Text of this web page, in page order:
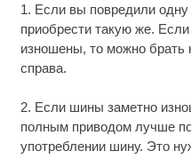
1. Если вы повредили
приобрести такую же.
изношены, то можно брать
справа.
2. Если шины заметно
полным приводом лучше
употреблении шину. Это